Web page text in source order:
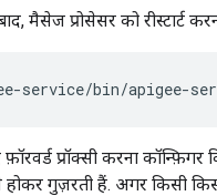
मैसेज प्रोसेसर को रीस्टार्ट
service/bin/apigee-
प्रॉक्सी करना
से होकर गुज़रती हैं. अगर किसी